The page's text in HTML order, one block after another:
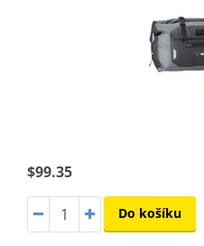
$99.35
Do košíku